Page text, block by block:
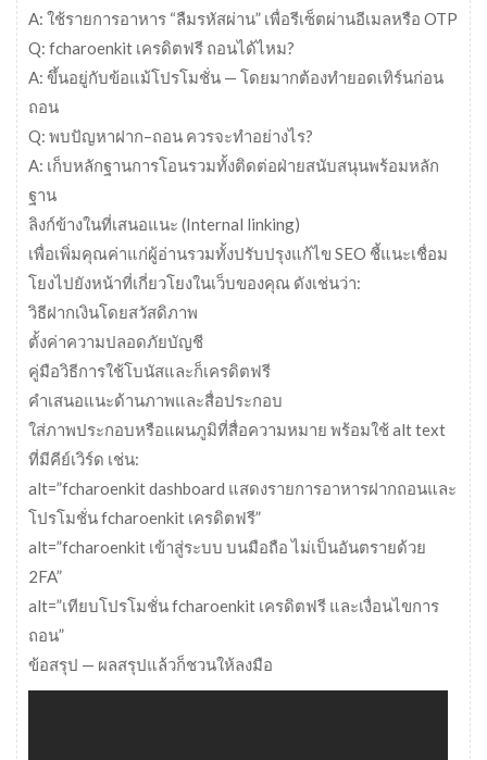
A: ใช้รายการอาหาร “ลืมรหัสผ่าน” เพื่อรีเซ็ตผ่านอีเมลหรือ OTP
Q: fcharoenkit เครดิตฟรี ถอนได้ไหม?
A: ขึ้นอยู่กับข้อแม้โปรโมชั่น — โดยมากต้องทำยอดเทิร์นก่อน
ถอน
Q: พบปัญหาฝาก–ถอน ควรจะทำอย่างไร?
A: เก็บหลักฐานการโอนรวมทั้งติดต่อฝ่ายสนับสนุนพร้อมหลัก
ฐาน
ลิงก์ข้างในที่เสนอแนะ (Internal linking)
เพื่อเพิ่มคุณค่าแก่ผู้อ่านรวมทั้งปรับปรุงแก้ไข SEO ชี้แนะเชื่อม
โยงไปยังหน้าที่เกี่ยวโยงในเว็บของคุณ ดังเช่นว่า:
วิธีฝากเงินโดยสวัสดิภาพ
ตั้งค่าความปลอดภัยบัญชี
คู่มือวิธีการใช้โบนัสและก็เครดิตฟรี
คำเสนอแนะด้านภาพและสื่อประกอบ
ใส่ภาพประกอบหรือแผนภูมิที่สื่อความหมาย พร้อมใช้ alt text
ที่มีคีย์เวิร์ด เช่น:
alt=”fcharoenkit dashboard แสดงรายการอาหารฝากถอนและ
โปรโมชั่น fcharoenkit เครดิตฟรี”
alt=”fcharoenkit เข้าสู่ระบบ บนมือถือ ไม่เป็นอันตรายด้วย
2FA”
alt=”เทียบโปรโมชั่น fcharoenkit เครดิตฟรี และเงื่อนไขการ
ถอน”
ข้อสรุป — ผลสรุปแล้วก็ชวนให้ลงมือ